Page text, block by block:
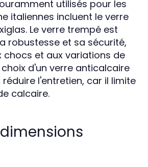
utilisés pour les
italiennes incluent le verre
Le verre trempé est
robustesse et sa sécurité,
chocs et aux variations de
d'un verre anticalcaire
l'entretien, car il limite
calcaire.